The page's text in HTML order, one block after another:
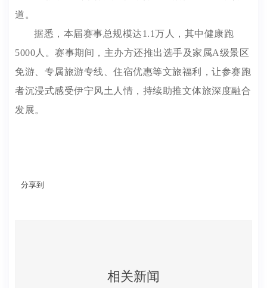
道。
据悉，本届赛事总规模达1.1万人，其中健康跑
5000人。赛事期间，主办方还推出选手及家属A级景区
免游、专属旅游专线、住宿优惠等文旅福利，让参赛跑
者沉浸式感受伊宁风土人情，持续助推文体旅深度融合
发展。
分享到
相关新闻